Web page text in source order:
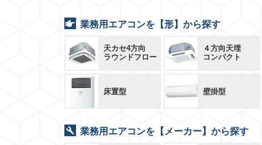
業務用エアコンを【形】から探す
天カセ4方向
ラウンドフロー
４方向天埋
コンパクト
床置型 壁掛型
業務用エアコンを【メーカー】から探す